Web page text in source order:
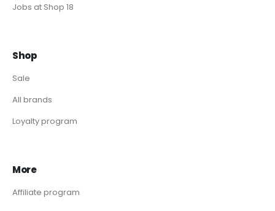
Jobs at Shop 18
Shop
Sale
All brands
Loyalty program
More
Affiliate program